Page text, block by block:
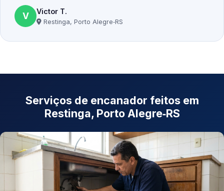
V Victor T.
Restinga, Porto Alegre‑RS
Serviços de encanador feitos em
Restinga, Porto Alegre‑RS